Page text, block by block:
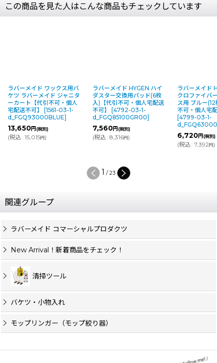
この商品を見た人はこんな商品もチェックしています
ラバーメイド ワックス用バ
ケツ ラバーメイド ジャニタ
ーカート【代引不可・個人
宅配送不可】
[1561-03-1-
d_FGQ93000BLUE]
13,650円(税別)
(税込: 15,015円)
ラバーメイド HYGEN ハイ
ダスター交換用パッド(6枚
入)【代引不可・個人宅配送
不可】
[4792-03-1-
d_FGQ85100GR00]
7,560円(税別)
(税込: 8,316円)
ラバーメイド
クロファイバ
ス用 ブルー
不可・個人宅
[4799-03-1-
6,720円(税別)
(税込: 7,392円)
1 / 23
関連グループ
ラバーメイド コマーシャルプロダクツ
New Arrival！新着商品をチェック！
清掃ツール
バケツ・小物入れ
モップリンガー（モップ絞り器）